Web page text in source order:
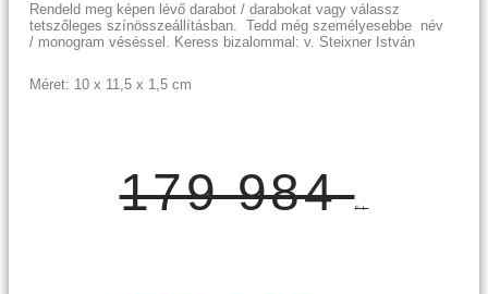
Rendeld meg képen lévő darabot / darabokat vagy válassz
tetszőleges színösszeállításban. Tedd még személyesebbe név
/ monogram véséssel. Keress bizalommal: v. Steixner István
Méret: 10 x 11,5 x 1,5 cm
179 984Ft